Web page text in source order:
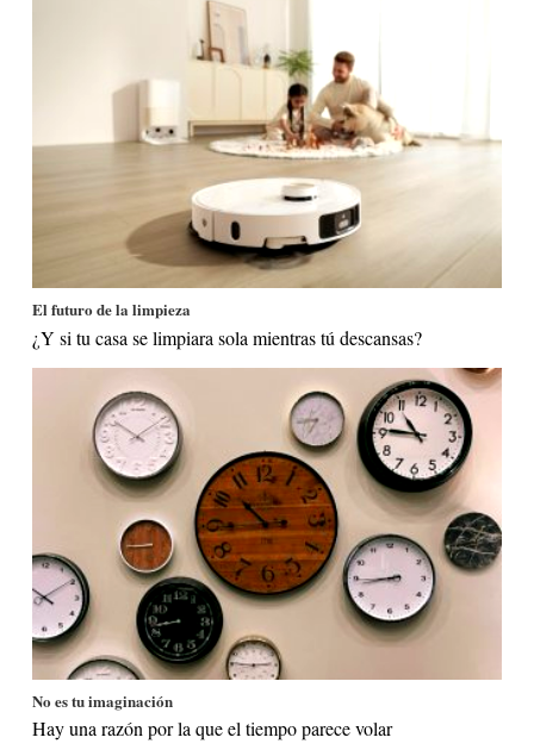
El futuro de la limpieza
¿Y si tu casa se limpiara sola mientras tú descansas?
No es tu imaginación
Hay una razón por la que el tiempo parece volar